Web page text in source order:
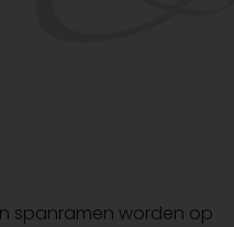
spanramen worden op